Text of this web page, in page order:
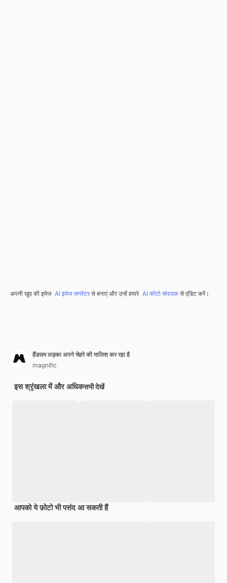
अपनी खुद की इमेज AI इमेज जनरेटरसे बनाएं और उन्हें हमारे AI फोटो संपादकसे एडिट करें।
हैंडसम लड़का अपने चेहरे की मालिश कर रहा है
magnific
इस श्रृंखला में और अधिकसभी देखें
आपको ये फ़ोटो भी पसंद आ सकती हैं